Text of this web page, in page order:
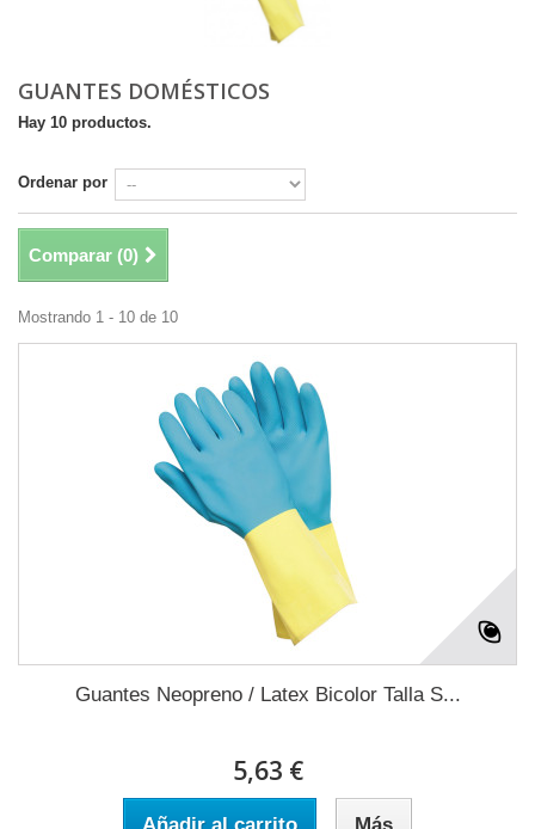
GUANTES DOMÉSTICOS
Hay 10 productos.
Ordenar por
Comparar (0)
Mostrando 1 - 10 de 10
Guantes Neopreno / Latex Bicolor Talla S...
5,63 €